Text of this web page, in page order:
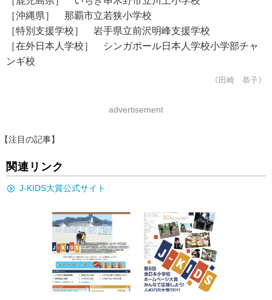
［沖縄県］ 那覇市立若狭小学校
［特別支援学校］ 岩手県立前沢明峰支援学校
［在外日本人学校］ シンガポール日本人学校小学部チャ
ンギ校
《田崎 恭子》
advertisement
【注目の記事】
関連リンク
J-KIDS大賞公式サイト